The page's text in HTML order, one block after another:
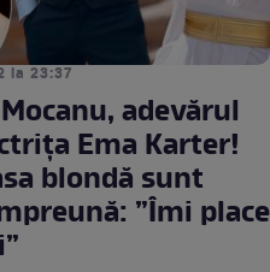
la 23:37
adevărul
Ema Karter!
blondă sunt
”Îmi place